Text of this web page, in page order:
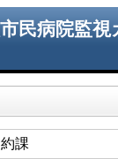
民病院監視
課